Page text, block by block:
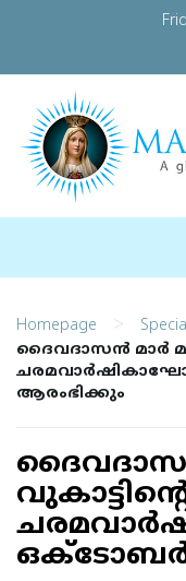
Homepage >
ദൈ​​​​വ​​​​ദാ​​​​സ​​​​ൻ മാ​​​​ർ
ആരംഭിക്കും
ഒക്ടോബര്‍